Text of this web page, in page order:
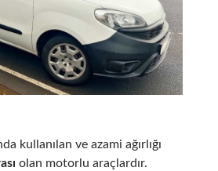
kullanılan ve azami ağırlığı
olan motorlu araçlardır.